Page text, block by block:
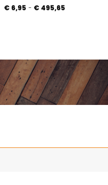
€ 6,95 - € 495,65Prijsklasse: